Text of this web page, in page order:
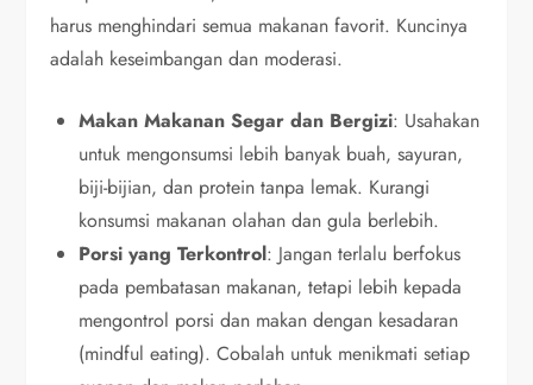
harus menghindari semua makanan favorit. Kuncinya
adalah keseimbangan dan moderasi.
Makan Makanan Segar dan Bergizi: Usahakan
untuk mengonsumsi lebih banyak buah, sayuran,
biji-bijian, dan protein tanpa lemak. Kurangi
konsumsi makanan olahan dan gula berlebih.
Porsi yang Terkontrol: Jangan terlalu berfokus
pada pembatasan makanan, tetapi lebih kepada
mengontrol porsi dan makan dengan kesadaran
(mindful eating). Cobalah untuk menikmati setiap